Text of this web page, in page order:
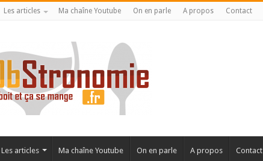
Les articles Ma chaîne Youtube On en parle A propos Contact
Les articles Ma chaîne Youtube On en parle A propos Contact